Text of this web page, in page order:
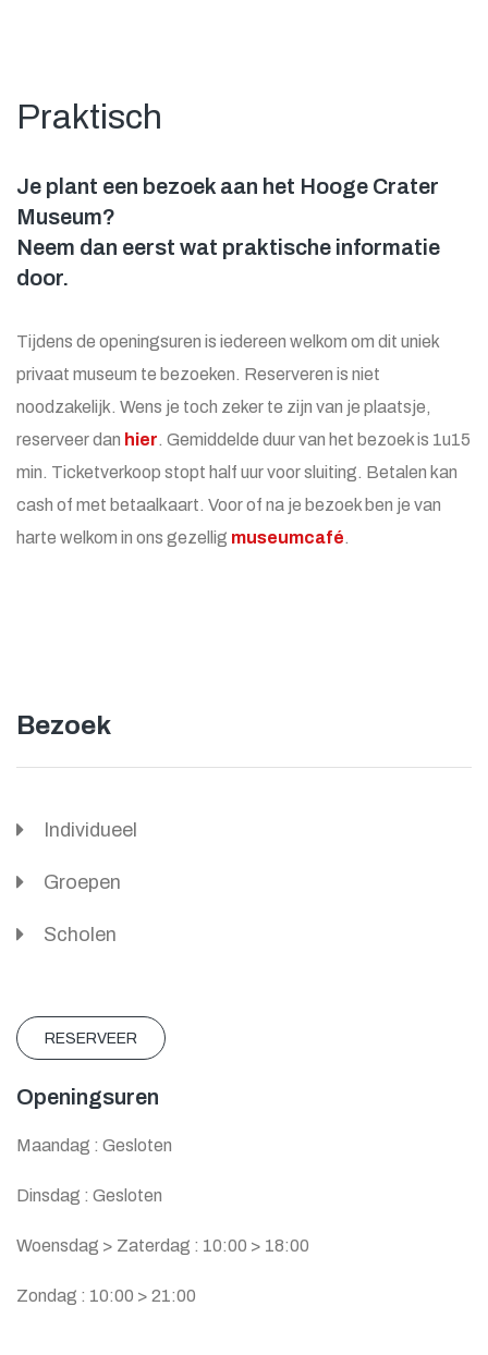
Praktisch
Je plant een bezoek aan het Hooge Crater
Museum?
Neem dan eerst wat praktische informatie
door.
Tijdens de openingsuren is iedereen welkom om dit uniek
privaat museum te bezoeken. Reserveren is niet
noodzakelijk. Wens je toch zeker te zijn van je plaatsje,
reserveer dan hier. Gemiddelde duur van het bezoek is 1u15
min. Ticketverkoop stopt half uur voor sluiting. Betalen kan
cash of met betaalkaart. Voor of na je bezoek ben je van
harte welkom in ons gezellig museumcafé.
Bezoek
Individueel
Groepen
Scholen
RESERVEER
Openingsuren
Maandag : Gesloten
Dinsdag : Gesloten
Woensdag > Zaterdag : 10:00 > 18:00
Zondag : 10:00 > 21:00